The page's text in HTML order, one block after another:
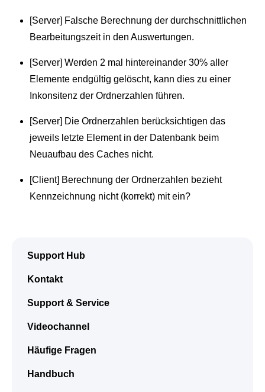
[Server] Falsche Berechnung der durchschnittlichen
Bearbeitungszeit in den Auswertungen.
[Server] Werden 2 mal hintereinander 30% aller
Elemente endgültig gelöscht, kann dies zu einer
Inkonsitenz der Ordnerzahlen führen.
[Server] Die Ordnerzahlen berücksichtigen das
jeweils letzte Element in der Datenbank beim
Neuaufbau des Caches nicht.
[Client] Berechnung der Ordnerzahlen bezieht
Kennzeichnung nicht (korrekt) mit ein?
Support Hub
Kontakt
Support & Service
Videochannel
Häufige Fragen
Handbuch